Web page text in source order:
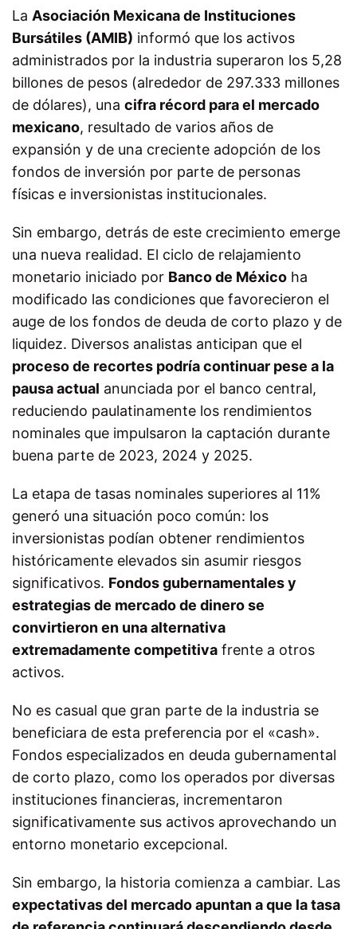
La Asociación Mexicana de Instituciones
Bursátiles (AMIB) informó que los activos
administrados por la industria superaron los 5,28
billones de pesos (alrededor de 297.333 millones
de dólares), una cifra récord para el mercado
mexicano, resultado de varios años de
expansión y de una creciente adopción de los
fondos de inversión por parte de personas
físicas e inversionistas institucionales.
Sin embargo, detrás de este crecimiento emerge
una nueva realidad. El ciclo de relajamiento
monetario iniciado por Banco de México ha
modificado las condiciones que favorecieron el
auge de los fondos de deuda de corto plazo y de
liquidez. Diversos analistas anticipan que el
proceso de recortes podría continuar pese a la
pausa actual anunciada por el banco central,
reduciendo paulatinamente los rendimientos
nominales que impulsaron la captación durante
buena parte de 2023, 2024 y 2025.
La etapa de tasas nominales superiores al 11%
generó una situación poco común: los
inversionistas podían obtener rendimientos
históricamente elevados sin asumir riesgos
significativos. Fondos gubernamentales y
estrategias de mercado de dinero se
convirtieron en una alternativa
extremadamente competitiva frente a otros
activos.
No es casual que gran parte de la industria se
beneficiara de esta preferencia por el «cash».
Fondos especializados en deuda gubernamental
de corto plazo, como los operados por diversas
instituciones financieras, incrementaron
significativamente sus activos aprovechando un
entorno monetario excepcional.
Sin embargo, la historia comienza a cambiar. Las
expectativas del mercado apuntan a que la tasa